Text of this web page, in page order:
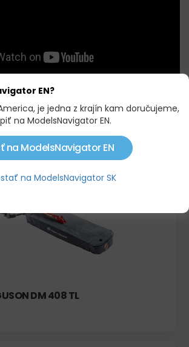
DM 408 TL
EN?
je jedna z krajín kam doručujeme,
na ModelsNavigator EN.
na ModelsNavigator EN
na ModelsNavigator SK